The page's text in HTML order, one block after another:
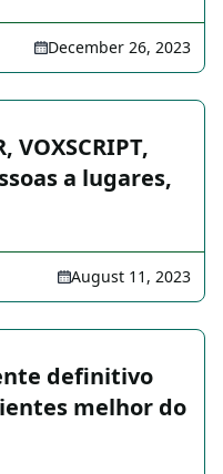
December 26, 2023
VOXSCRIPT,
a lugares,
August 11, 2023
definitivo
melhor do